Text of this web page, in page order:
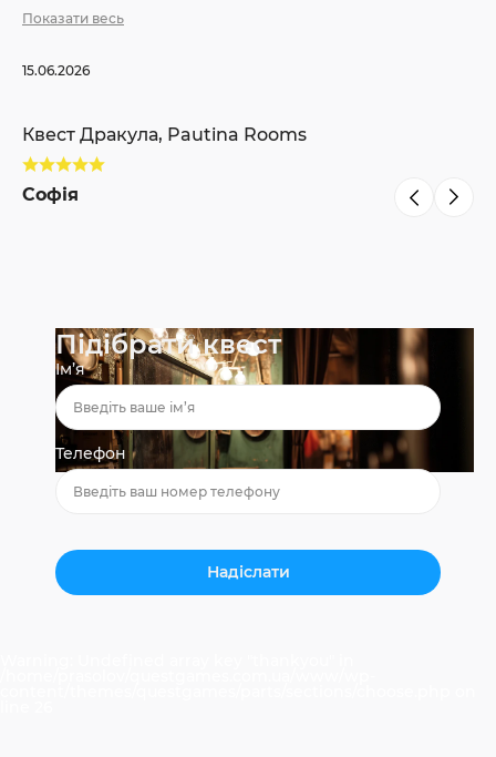
невелика, але всеодно уточнюйте при бронюванні
Показати весь
15.06.2026
Квест Дракула, Pautina Rooms
Софія
Підібрати квест
Ім’я
Телефон